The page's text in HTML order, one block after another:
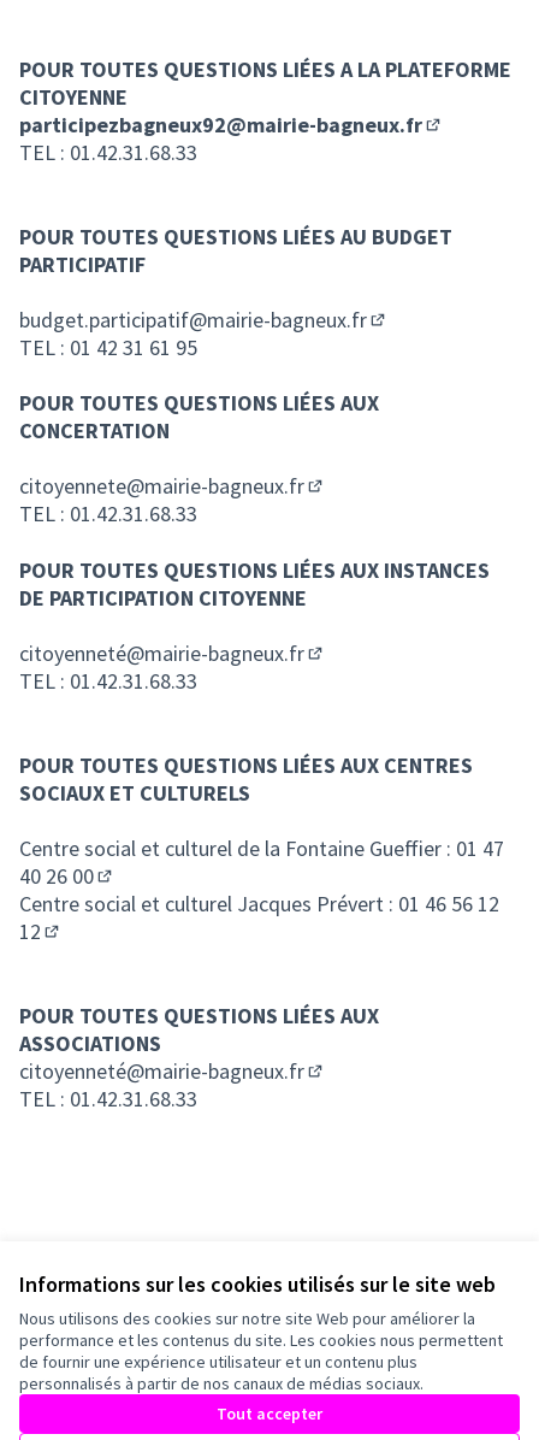
Informations sur les cookies utilisés sur le site web
Nous utilisons des cookies sur notre site Web pour améliorer la
performance et les contenus du site. Les cookies nous permettent
de fournir une expérience utilisateur et un contenu plus
personnalisés à partir de nos canaux de médias sociaux.
Tout accepter
POUR TOUTES QUESTIONS LIÉES A LA PLATEFORME
CITOYENNE
participezbagneux92@mairie-bagneux.fr
TEL : 01.42.31.68.33
POUR TOUTES QUESTIONS LIÉES AU BUDGET
PARTICIPATIF
budget.participatif@mairie-bagneux.fr
TEL : 01 42 31 61 95
POUR TOUTES QUESTIONS LIÉES AUX
CONCERTATION
citoyennete@mairie-bagneux.fr
TEL : 01.42.31.68.33
POUR TOUTES QUESTIONS LIÉES AUX INSTANCES
DE PARTICIPATION CITOYENNE
citoyenneté@mairie-bagneux.fr
TEL : 01.42.31.68.33
POUR TOUTES QUESTIONS LIÉES AUX CENTRES
SOCIAUX ET CULTURELS
Centre social et culturel de la Fontaine Gueffier : 01 47
40 26 00
(Lien externe)
Centre social et culturel Jacques Prévert : 01 46 56 12
12
POUR TOUTES QUESTIONS LIÉES AUX
ASSOCIATIONS
citoyenneté@mairie-bagneux.fr
TEL : 01.42.31.68.33
Conditions d'utilisation
Paramètres des cookies
Mairie de Bagneux sur X
(Lien externe)
Mairie de Bagneux sur Facebook
Mairie de Bagneux sur Instagram
Mairie de Bagneux sur YouTube
(Lien externe)